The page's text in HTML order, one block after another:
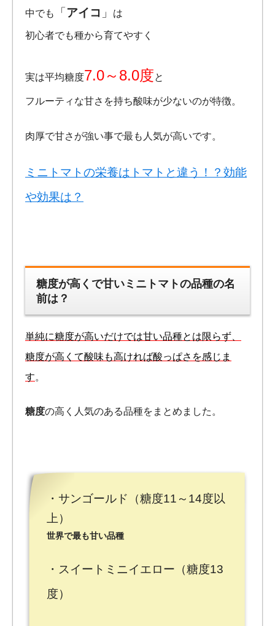
中でも 「アイコ 」 は
初心者でも種から育てやすく
実は平均糖度7.0～8.0度と
フルーティな甘さを持ち酸味が少ないのが特徴。
肉厚で甘さが強い事で最も人気が高いです。
ミニトマトの栄養はトマトと違う！？効能
や効果は？
糖度が高くで甘いミニトマトの品種の名
前は？
単純に糖度が高いだけでは甘い品種とは限らず、
糖度が高くて酸味も高ければ酸っぱさを感じま
す。
糖度の高く人気のある品種をまとめました。
・サンゴールド（糖度11～14度以
上）
世界で最も甘い品種
・スイートミニイエロー（糖度13
度）